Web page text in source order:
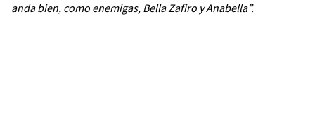
anda bien, como enemigas, Bella Zafiro y Anabella”.